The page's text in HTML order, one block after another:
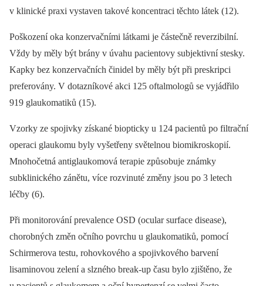
v klinické praxi vystaven takové koncentraci těchto látek (12).
Poškození oka konzervačními látkami je částečně reverzibilní.
Vždy by měly být brány v úvahu pacientovy subjektivní stesky.
Kapky bez konzervačních činidel by měly být při preskripci
preferovány. V dotazníkové akci 125 oftalmologů se vyjádřilo
919 glaukomatiků (15).
Vzorky ze spojivky získané biopticky u 124 pacientů po filtrační
operaci glaukomu byly vyšetřeny světelnou biomikroskopií.
Mnohočetná antiglaukomová terapie způsobuje známky
subklinického zánětu, více rozvinuté změny jsou po 3 letech
léčby (6).
Při monitorování prevalence OSD (ocular surface disease),
chorobných změn očního povrchu u glaukomatiků, pomocí
Schirmerova testu, rohovkového a spojivkového barvení
lisaminovou zelení a slzného break-up času bylo zjištěno, že